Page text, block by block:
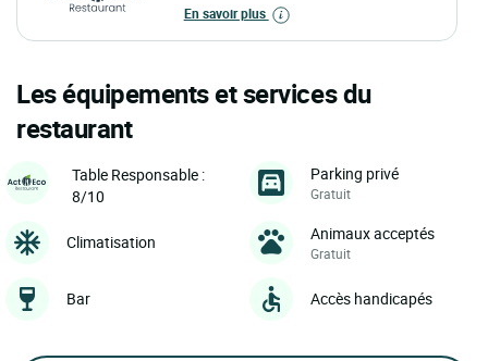
En savoir plus
Les équipements et services du
restaurant
Table Responsable :
8/10
Parking privé
Gratuit
Climatisation Animaux acceptés
Gratuit
Bar Accès handicapés